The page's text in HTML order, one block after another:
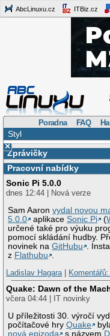
AbcLinuxu.cz ITBiz.cz
Poradna FAQ
Styl
×
Zprávičky
Pracovní nabídky
Sonic Pi 5.0.0
dnes 12:44 | Nová verze
Sam Aaronvydal novou
5.0.0
aplikaceSonic Pi (
určené také pro výuku
pomocí skládání hudby.
novinek naGitHubu
.
z Flathubu
Ladislav Hagara|
Quake: Dawn of the
včera 04:44 | IT novinky
U příležitosti 30. výročí
počítačové hryQuake
nová epizoda
s názvem